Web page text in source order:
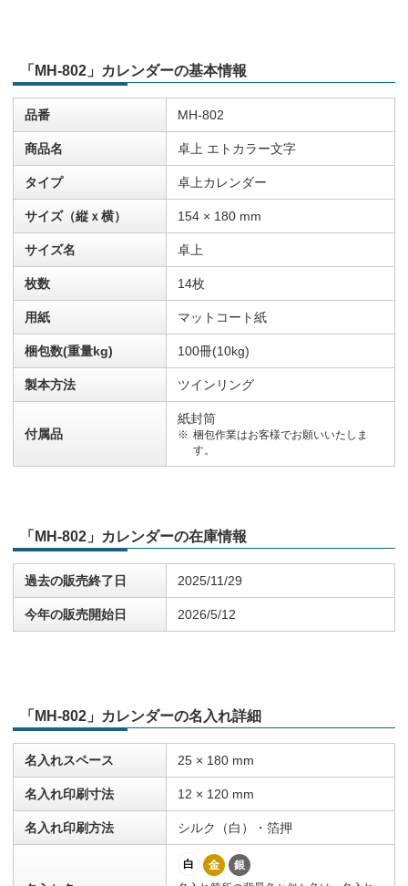
「MH-802」カレンダーの基本情報
品番 MH-802
商品名 卓上 エトカラー文字
タイプ 卓上カレンダー
サイズ（縦ｘ横） 154 × 180 mm
サイズ名 卓上
枚数 14枚
用紙 マットコート紙
梱包数(重量kg) 100冊(10kg)
製本方法 ツインリング
付属品
紙封筒
梱包作業はお客様でお願いいたしま
す。
「MH-802」カレンダーの在庫情報
過去の販売終了日 2025/11/29
今年の販売開始日 2026/5/12
「MH-802」カレンダーの名入れ詳細
名入れスペース 25 × 180 mm
名入れ印刷寸法 12 × 120 mm
名入れ印刷方法 シルク（白）・箔押
白 金
銀